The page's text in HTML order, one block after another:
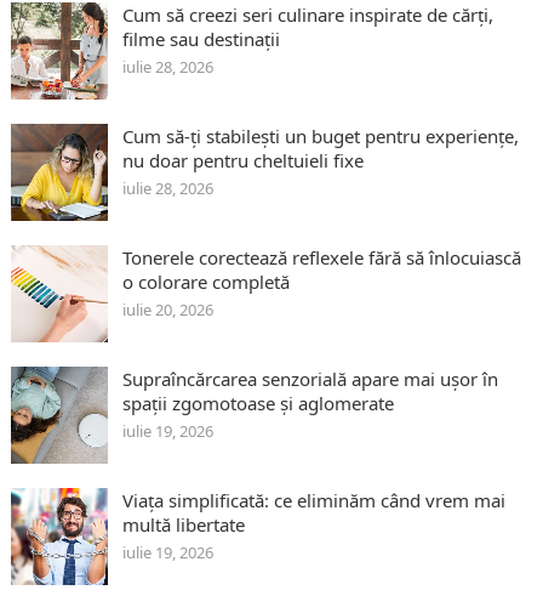
Cum să creezi seri culinare inspirate de cărți,
filme sau destinații
iulie 28, 2026
Cum să-ți stabilești un buget pentru experiențe,
nu doar pentru cheltuieli fixe
iulie 28, 2026
Tonerele corectează reflexele fără să înlocuiască
o colorare completă
iulie 20, 2026
Supraîncărcarea senzorială apare mai ușor în
spații zgomotoase și aglomerate
iulie 19, 2026
Viața simplificată: ce eliminăm când vrem mai
multă libertate
iulie 19, 2026